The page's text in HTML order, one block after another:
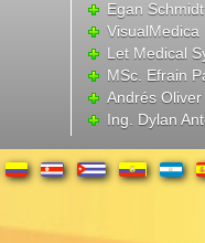
Egan
VisualMedica
Let Medical
MSc. Efrain
Andrés Oliver
Ing. Dylan